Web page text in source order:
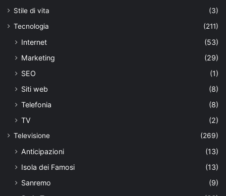
Stile di vita
(3)
Tecnologia
(211)
Internet
(53)
Marketing
(29)
SEO
(1)
Siti web
(8)
Telefonia
(8)
TV
(2)
Televisione (269)
Anticipazioni
(13)
Isola dei Famosi
(13)
Sanremo
(9)